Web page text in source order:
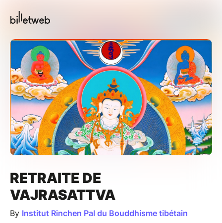
RETRAITE DE
VAJRASATTVA
By Institut Rinchen Pal du Bouddhisme tibétain